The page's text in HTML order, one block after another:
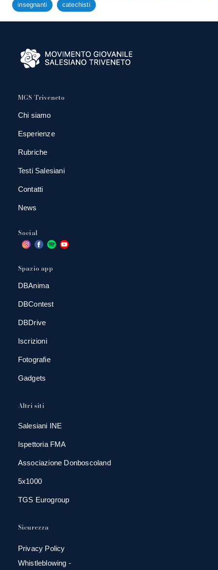
insegnanti catechisti
MGS Triveneto
Chi siamo
Esperienze
Rubriche
Testi Salesiani
Contatti
News
Social
Spazio app
DBAnima
DBContest
DBDrive
Iscrizioni
Fotografie
Gadgets
Altri siti
Salesiani INE
Ispettoria FMA
Associazione Donboscoland
5x1000
TGS Eurogroup
Sicurezza
Privacy Policy
Whistleblowing -